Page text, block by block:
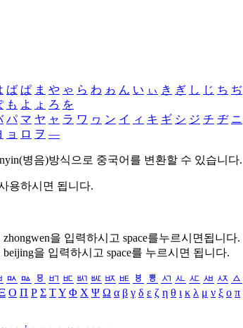
ば ぱ ま や ゃ ら わ ゎ ん い ぃ き ぎ し じ ち ぢ
も よ ょ ろ を
パ マ ヤ ャ ラ ワ ヮ ン イ ィ キ ギ シ ジ チ ヂ ニ
ョ ロ ヲ ―
병음)방식으로 중국어를 변환할 수 있습니다.
용하시면 됩니다.
zhongwen을 입력하시고 space를누르시면됩니다.
beijing을 입력하시고 space를 누르시면 됩니다.
ㅯ ㅰ ㅱ ㅲ ㅳ ㅴ ㅵ ㅶ ㅷ ㅸ ㅹ ㅺ ㅻ ㅼ ㅽ ㅾ ㅿ
Ο Π Ρ Σ ΤΥ Φ Χ Ψ Ω α β γ δ ε ζ η θ ι κ λ μ ν ξ ο π